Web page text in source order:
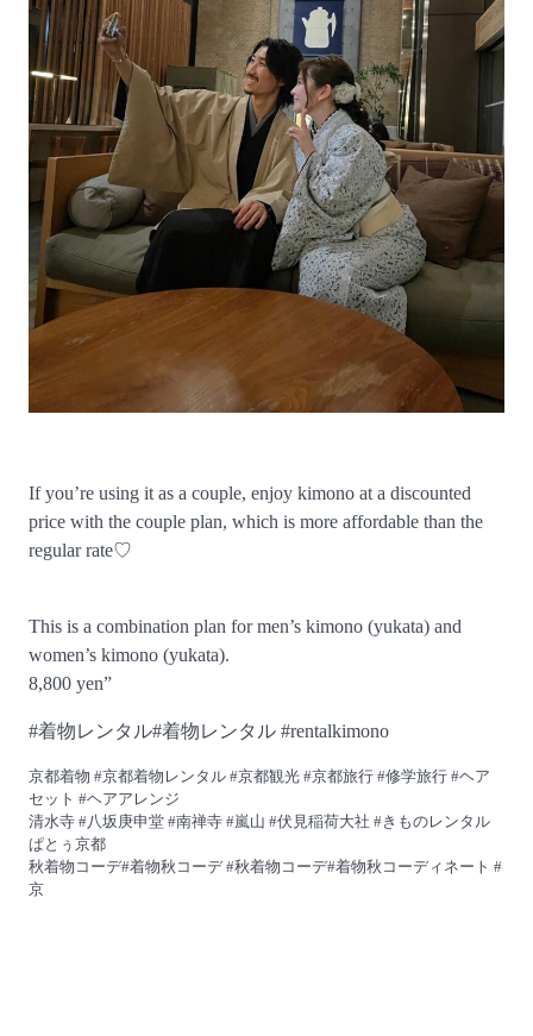
If you’re using it as a couple, enjoy kimono at a discounted
price with the couple plan, which is more affordable than the
regular rate♡
This is a combination plan for men’s kimono (yukata) and
women’s kimono (yukata).
8,800 yen”
#着物レンタル#着物レンタル #rentalkimono
京都着物 #京都着物レンタル #京都観光 #京都旅行 #修学旅行 #ヘア
セット #ヘアアレンジ
清水寺 #八坂庚申堂 #南禅寺 #嵐山 #伏見稲荷大社 #きものレンタル
ぱとぅ京都
秋着物コーデ#着物秋コーデ #秋着物コーデ#着物秋コーディネート #
京